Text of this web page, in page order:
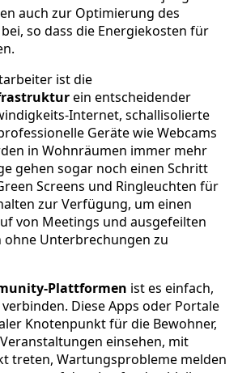
auch zur Optimierung des
so dass die Energiekosten für
ist die
ein entscheidender
Internet, schallisolierte
Geräte wie Webcams
in Wohnräumen immer mehr
gehen sogar noch einen Schritt
Screens und Ringleuchten für
zur Verfügung, um einen
von Meetings und ausgefeilten
Unterbrechungen zu
Plattformen ist es einfach,
Diese Apps oder Portale
Knotenpunkt für die Bewohner,
einsehen, mit
treten, Wartungsprobleme melden